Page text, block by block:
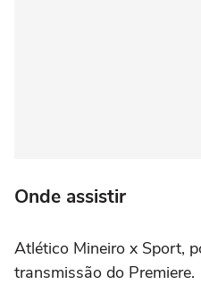
Onde assistir
Atlético Mineiro x Sport,
transmissão do Premiere.